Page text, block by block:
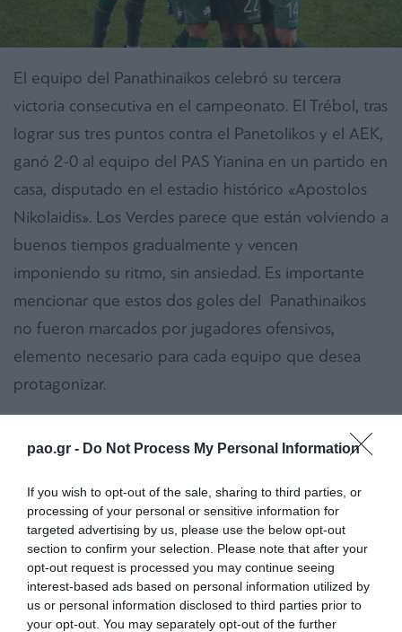
pao.gr - Do Not Process My Personal Information
If you wish to opt-out of the sale, sharing to third parties, or
processing of your personal or sensitive information for
targeted advertising by us, please use the below opt-out
section to confirm your selection. Please note that after your
opt-out request is processed you may continue seeing
interest-based ads based on personal information utilized by
us or personal information disclosed to third parties prior to
your opt-out. You may separately opt-out of the further
El equipo del Panathinaikos celebró su tercera
victoria consecutiva en el campeonato. El Trébol, tras
lograr sus tres puntos contra el Panetolikos y el ΑΕΚ,
ganó 2-0 al equipo del PAS Yianina en un partido en
casa, disputado en el estadio histórico «Apostolos
Nikolaidis». Los Verdes parece que están volviendo a
buenos tiempos gradualmente y vencen
imponiendo su ritmo, sin ansiedad. Es importante
mencionar que estos dos goles del Panathinaikos
no fueron marcados por jugadores ofensivos,
elemento necesario para cada equipo que desea
protagonizar.
juego y hubiesen podido aprovechar de varias
mostrar, desde el principio quien… corta el bacalao y
aun que Mauricio no pudo marcar en el minuto 19,
el gol llegó en el minuto 33, cuando Villafañez abrió
el marcador tras chutar exitosamente un penal
ganado por Macheda.